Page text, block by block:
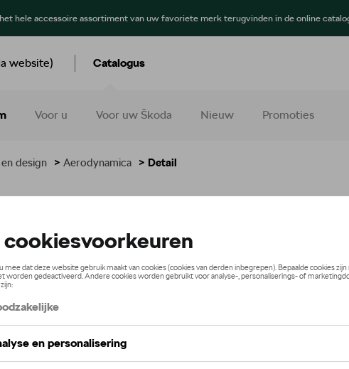
hele accessoire assortiment van uw favoriete merk terugvinden in de online
website) Catalogus
Voor u Voor uw Škoda Nieuw Promoties
design > Aerodynamica > Detail
achter – rechts – Vleugel
€ 96,00